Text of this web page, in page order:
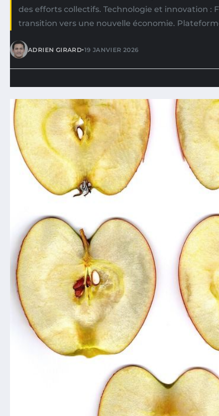
des efforts collectifs. Technologie et innovation :
transition vers une nouvelle économie.
ADRIEN GIRARD•19 JANVIER 2026